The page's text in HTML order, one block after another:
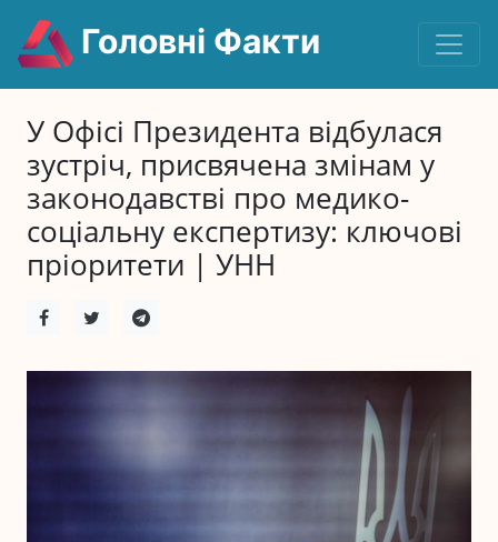
Головні Факти
У Офісі Президента відбулася
зустріч, присвячена змінам у
законодавстві про медико-
соціальну експертизу: ключові
пріоритети | УНН